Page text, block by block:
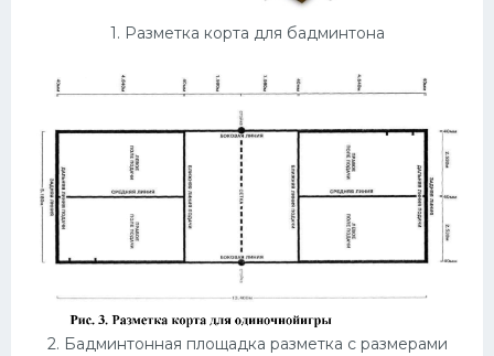
1. Разметка корта для бадминтона
2. Бадминтонная площадка разметка с размерами
Хоккей
Велогонки
Конькобежный спорт
Тренажеры
Интерьеры квартир